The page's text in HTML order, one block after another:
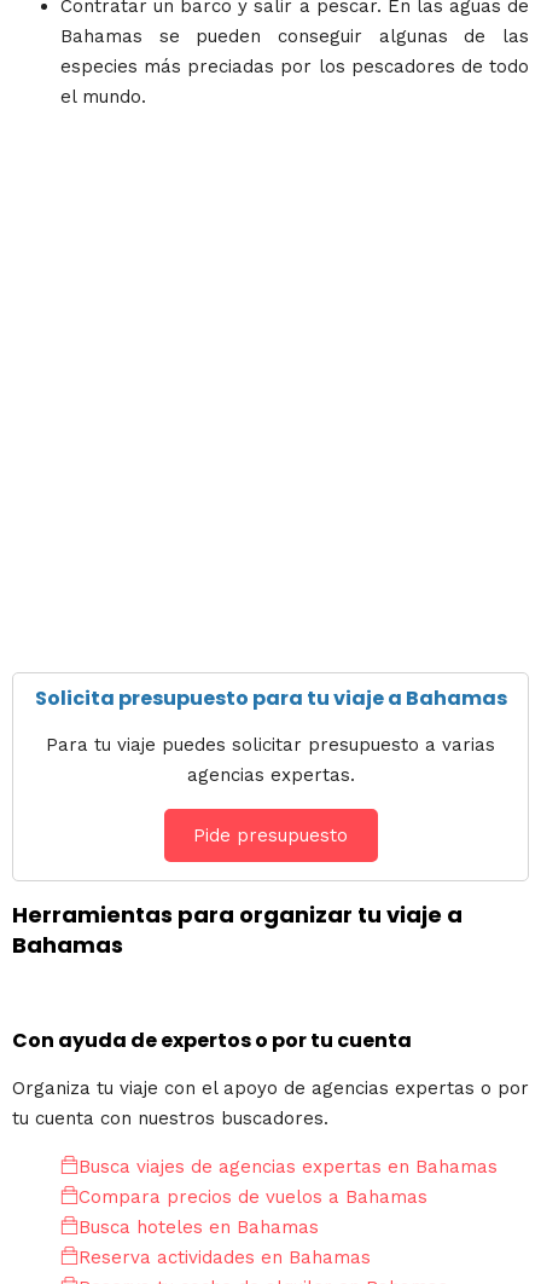
Contratar un barco y salir a pescar. En las aguas de
Bahamas se pueden conseguir algunas de las
especies más preciadas por los pescadores de todo
el mundo.
Solicita presupuesto para tu viaje a Bahamas
Para tu viaje puedes solicitar presupuesto a varias
agencias expertas.
Pide presupuesto
Herramientas para organizar tu viaje a
Bahamas
Con ayuda de expertos o por tu cuenta
Organiza tu viaje con el apoyo de agencias expertas o por
tu cuenta con nuestros buscadores.
Busca viajes de agencias expertas en Bahamas
Compara precios de vuelos a Bahamas
Busca hoteles en Bahamas
Reserva actividades en Bahamas